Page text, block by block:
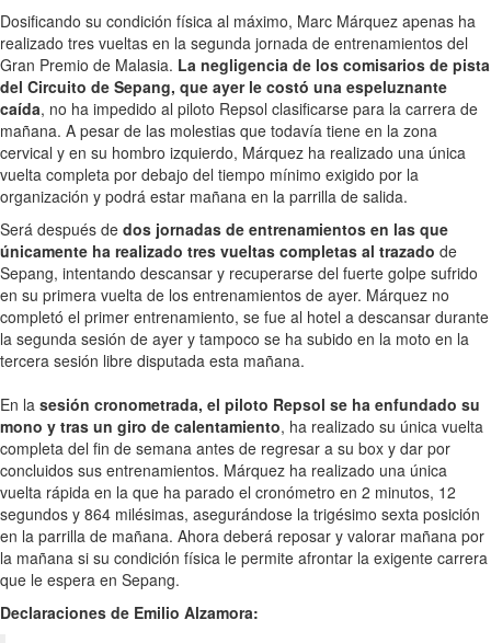
Dosificando su condición física al máximo, Marc Márquez apenas ha
realizado tres vueltas en la segunda jornada de entrenamientos del
Gran Premio de Malasia. La negligencia de los comisarios de pista
del Circuito de Sepang, que ayer le costó una espeluznante
caída, no ha impedido al piloto Repsol clasificarse para la carrera de
mañana. A pesar de las molestias que todavía tiene en la zona
cervical y en su hombro izquierdo, Márquez ha realizado una única
vuelta completa por debajo del tiempo mínimo exigido por la
organización y podrá estar mañana en la parrilla de salida.
Será después de dos jornadas de entrenamientos en las que
únicamente ha realizado tres vueltas completas al trazado de
Sepang, intentando descansar y recuperarse del fuerte golpe sufrido
en su primera vuelta de los entrenamientos de ayer. Márquez no
completó el primer entrenamiento, se fue al hotel a descansar durante
la segunda sesión de ayer y tampoco se ha subido en la moto en la
tercera sesión libre disputada esta mañana.
En la sesión cronometrada, el piloto Repsol se ha enfundado su
mono y tras un giro de calentamiento, ha realizado su única vuelta
completa del fin de semana antes de regresar a su box y dar por
concluidos sus entrenamientos. Márquez ha realizado una única
vuelta rápida en la que ha parado el cronómetro en 2 minutos, 12
segundos y 864 milésimas, asegurándose la trigésimo sexta posición
en la parrilla de mañana. Ahora deberá reposar y valorar mañana por
la mañana si su condición física le permite afrontar la exigente carrera
que le espera en Sepang.
Declaraciones de Emilio Alzamora: